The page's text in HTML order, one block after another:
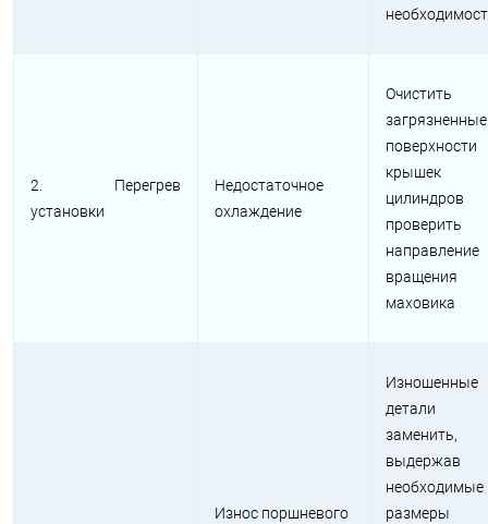
2. Перегрев
установки
Недостаточное
охлаждение
Очистить
загрязненные
поверхности
крышек
цилиндров
проверить
направление
вращения
маховика
Износ поршневого
Изношенные
детали
заменить,
выдержав
необходимые
размеры